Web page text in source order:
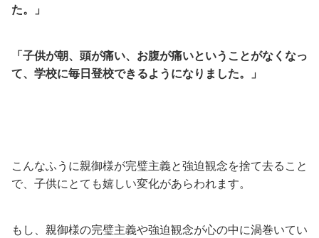
た。」
「子供が朝、頭が痛い、お腹が痛いということがなくなっ
て、学校に毎日登校できるようになりました。」
こんなふうに親御様が完璧主義と強迫観念を捨て去ること
で、子供にとても嬉しい変化があらわれます。
もし、親御様の完璧主義や強迫観念が心の中に渦巻いてい